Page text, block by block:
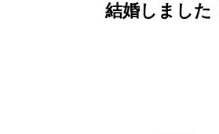
結婚しました